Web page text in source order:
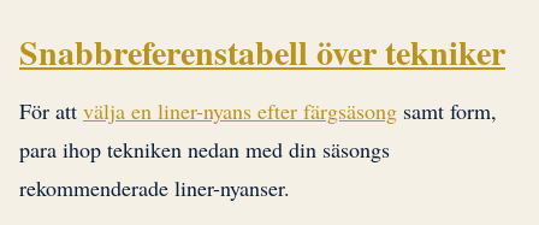
Snabbreferenstabell över tekniker
För att välja en liner-nyans efter färgsäsong samt form,
para ihop tekniken nedan med din säsongs
rekommenderade liner-nyanser.